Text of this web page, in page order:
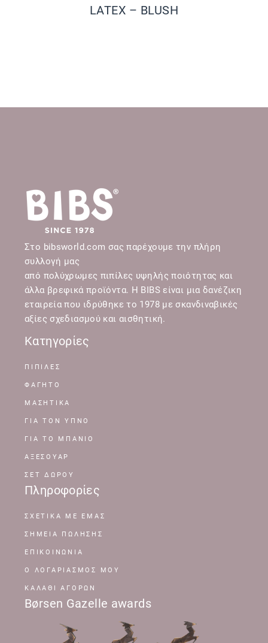
LATEX – BLUSH
Στο bibsworld.com σας παρέχουμε την πλήρη
συλλογή μας
από πολύχρωμες πιπίλες υψηλής ποιότητας και
άλλα βρεφικά προϊόντα. Η BIBS είναι μια δανέζικη
εταιρεία που ιδρύθηκε το 1978 με σκανδιναβικές
αξίες σχεδιασμού και αισθητική.
Κατηγορίες
ΠΙΠΙΛΕΣ
ΦΑΓΗΤΟ
ΜΑΣΗΤΙΚΑ
ΓΙΑ ΤΟΝ ΥΠΝΟ
ΓΙΑ ΤΟ ΜΠΑΝΙΟ
ΑΞΕΣΟΥΑΡ
ΣΕΤ ΔΩΡΟΥ
Πληροφορίες
ΣΧΕΤΙΚΆ ΜΕ ΕΜΆΣ
ΣΗΜΕΊΑ ΠΏΛΗΣΗΣ
ΕΠΙΚΟΙΝΩΝΊΑ
Ο ΛΟΓΑΡΙΑΣΜΌΣ ΜΟΥ
ΚΑΛΆΘΙ ΑΓΟΡΏΝ
Børsen Gazelle awards